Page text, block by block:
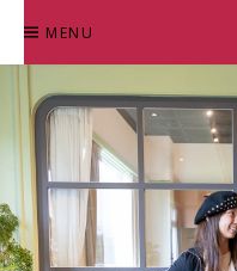
content
MENU